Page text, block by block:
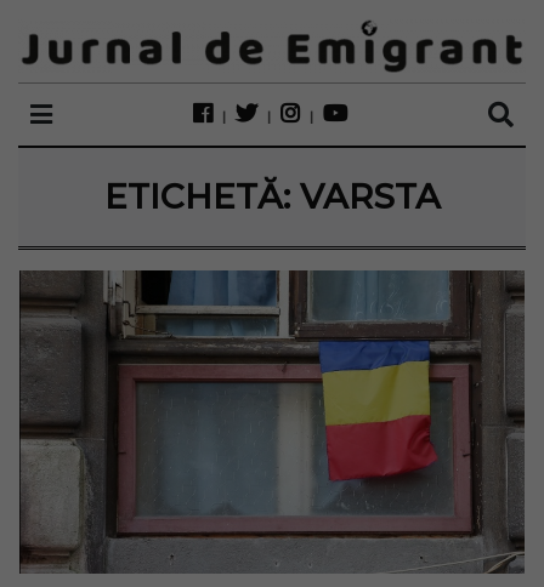
ETICHETĂ: VARSTA